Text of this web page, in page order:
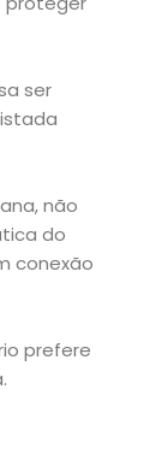
ser
não
do
conexão
prefere